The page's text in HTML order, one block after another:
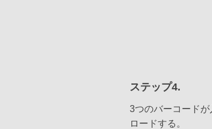
ステップ4.
3つのバーコード
ロードする。